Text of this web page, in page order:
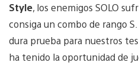
Style, los enemigos SOLO
consiga un combo de rango
dura prueba para nuestros
ha tenido la oportunidad de